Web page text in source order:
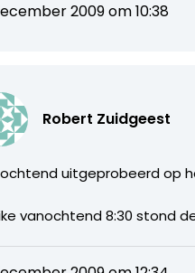
2009 om 10:38
Robert Zuidgeest
uitgeprobeerd op
vanochtend 8:30 stond